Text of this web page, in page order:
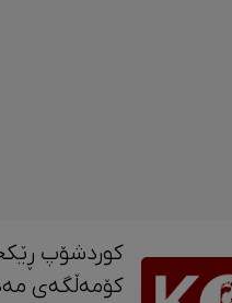
کوردشۆپ
کۆمەڵگەی